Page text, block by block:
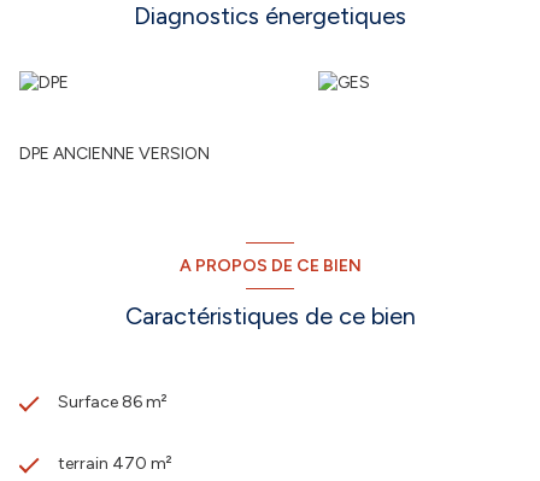
Diagnostics énergetiques
DPE ANCIENNE VERSION
A PROPOS DE CE BIEN
Caractéristiques de ce bien
Surface 86 m²
terrain 470 m²